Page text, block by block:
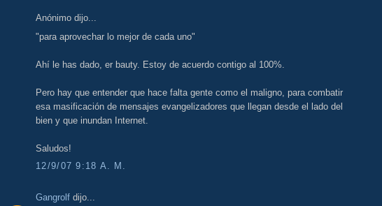
Anónimo dijo...
"para aprovechar lo mejor de cada uno"
Ahí le has dado, er bauty. Estoy de acuerdo contigo al 100%.
Pero hay que entender que hace falta gente como el maligno, para combatir
esa masificación de mensajes evangelizadores que llegan desde el lado del
bien y que inundan Internet.
Saludos!
12/9/07 9:18 A. M.
Gangrolf dijo...